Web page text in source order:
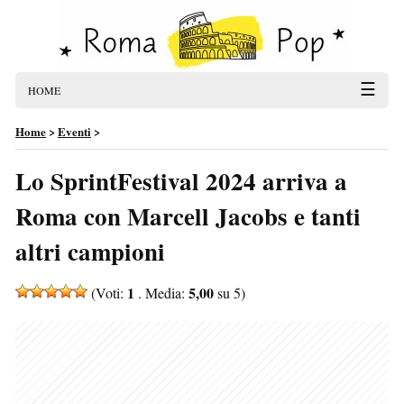
HOME ☰
Home>Eventi>
Lo SprintFestival 2024 arriva a
Roma con Marcell Jacobs e tanti
altri campioni
(Voti: 1 . Media: 5,00su 5)